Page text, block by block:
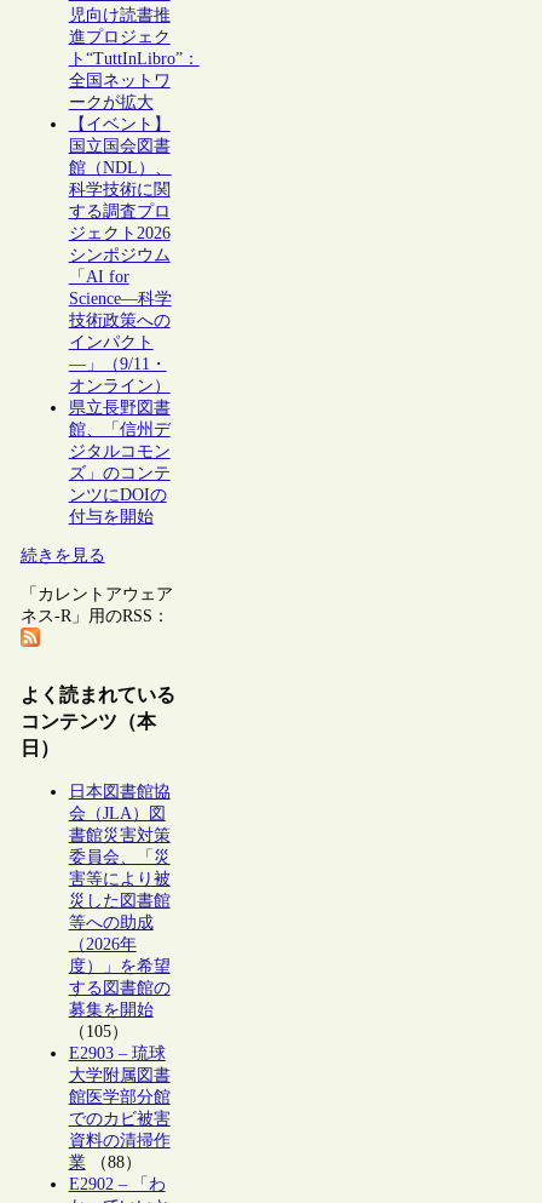
児向け読書推
進プロジェク
ト“TuttInLibro”：
全国ネットワ
ークが拡大
【イベント】
国立国会図書
館（NDL）、
科学技術に関
する調査プロ
ジェクト2026
シンポジウム
「AI for
Science―科学
技術政策への
インパクト
―」（9/11・
オンライン）
県立長野図書
館、「信州デ
ジタルコモン
ズ」のコンテ
ンツにDOIの
付与を開始
続きを見る
「カレントアウェア
ネス-R」用のRSS：
よく読まれている
コンテンツ（本
日）
日本図書館協
会（JLA）図
書館災害対策
委員会、「災
害等により被
災した図書館
等への助成
（2026年
度）」を希望
する図書館の
募集を開始
（105）
E2903 – 琉球
大学附属図書
館医学部分館
でのカビ被害
資料の清掃作
業（88）
E2902 – 「わ